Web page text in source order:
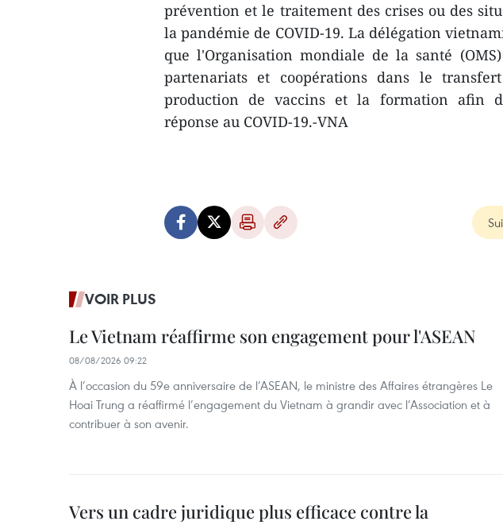
prévention et le traitement des crises ou des
la pandémie de COVID-19. La délégation
que l'Organisation mondiale de la santé
partenariats et coopérations dans le
production de vaccins et la formation afin
réponse au COVID-19.-VNA
VOIR PLUS
Le Vietnam réaffirme son engagement pour l'ASEAN
08/08/2026 09:22
À l’occasion du 59e anniversaire de l’ASEAN, le ministre des Affaires étrangères Le
Hoai Trung a réaffirmé l’engagement du Vietnam à grandir avec l’Association et à
contribuer à son avenir.
Vers un cadre juridique plus efficace contre la